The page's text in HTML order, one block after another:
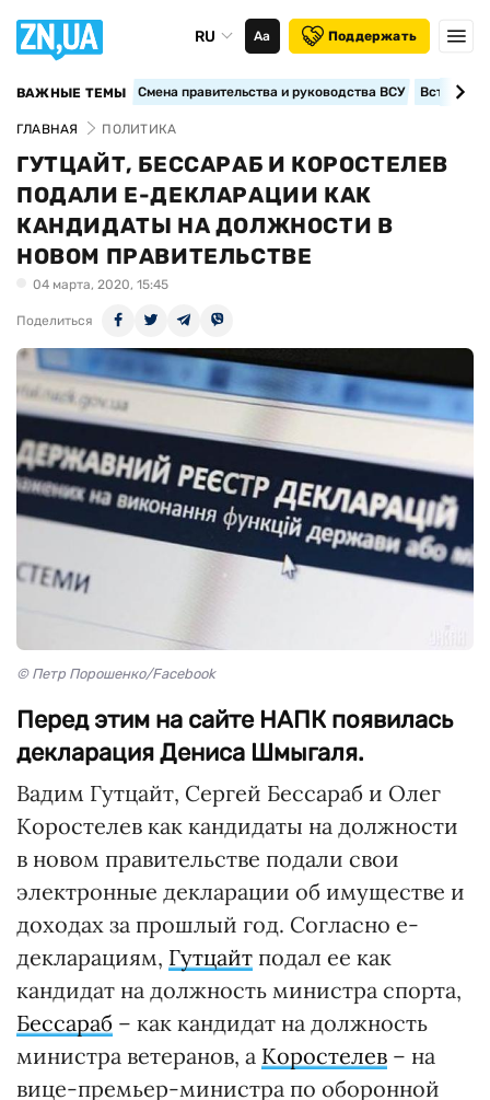
RU Аа Поддержать
ВАЖНЫЕ ТЕМЫ Смена правительства и руководства ВСУ
ГЛАВНАЯ ПОЛИТИКА
ГУТЦАЙТ, БЕССАРАБ И КОРОСТЕЛЕВ
ПОДАЛИ Е-ДЕКЛАРАЦИИ КАК
КАНДИДАТЫ НА ДОЛЖНОСТИ В
НОВОМ ПРАВИТЕЛЬСТВЕ
04 марта, 2020, 15:45
Поделиться
© Петр Порошенко/Facebook
Перед этим на сайте НАПК появилась
декларация Дениса Шмыгаля.
Вадим Гутцайт, Сергей Бессараб и Олег
Коростелев как кандидаты на должности
в новом правительстве подали свои
электронные декларации об имуществе и
доходах за прошлый год. Согласно е-
декларациям, Гутцайт подал ее как
кандидат на должность министра спорта,
Бессараб – как кандидат на должность
министра ветеранов, а Коростелев – на
вице-премьер-министра по оборонной